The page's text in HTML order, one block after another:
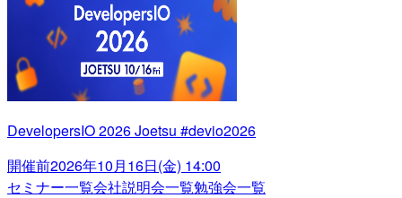
DevelopersIO 2026 Joetsu #devio2026
開催前2026年10月16日(金) 14:00
セミナー一覧会社説明会一覧勉強会一覧